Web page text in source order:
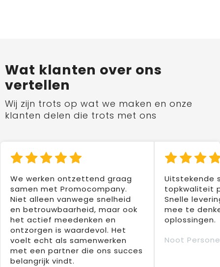
Wat klanten over ons
vertellen
Wij zijn trots op wat we maken en onze
klanten delen die trots met ons
We werken ontzettend graag
samen met Promocompany.
Niet alleen vanwege snelheid
en betrouwbaarheid, maar ook
het actief meedenken en
ontzorgen is waardevol. Het
voelt echt als samenwerken
met een partner die ons succes
belangrijk vindt.
Uitstekende
topkwaliteit
Snelle
mee te
oplossingen.
Noot